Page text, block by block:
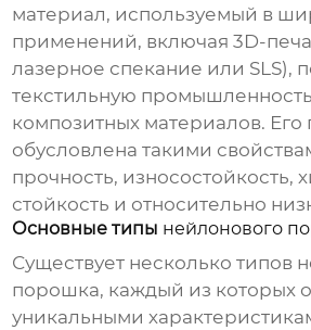
материал, используемый в
применений, включая 3D-
лазерное спекание или SLS),
текстильную
композитных материалов. Его
обусловлена такими
прочность, износостойкость,
стойкость и относительно
Основные типы нейлонового
Существует несколько типов
порошка, каждый из которых
уникальными